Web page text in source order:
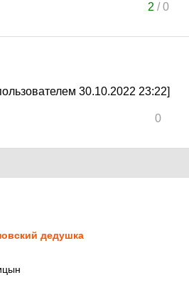
2 /0
30.10.2022 23:22]
0
дедушка